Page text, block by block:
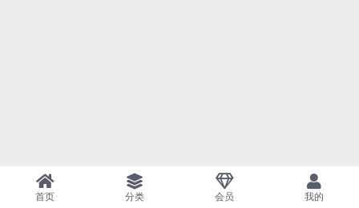
首页 分类 会员 我的